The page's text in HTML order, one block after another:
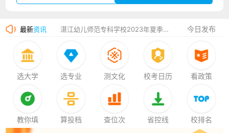
最新资讯 湛江幼儿师范专科学校2023年夏季高考招生简章
香港中文大学（深圳）2023年夏季高考招生简章
今日发布
选大学 选专业 测文化 校考日历 看政策
教你填 算投档 查位次 省控线 校排名